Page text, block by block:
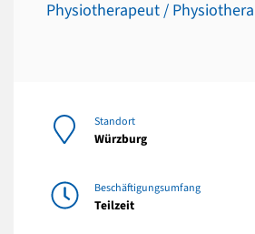
Physiotherapeut /
Standort
Würzburg
Beschäftigungsumfang
Teilzeit